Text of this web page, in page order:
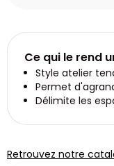
Ce qui le rend
Style atelier
Permet
Délimite les
Retrouvez notre